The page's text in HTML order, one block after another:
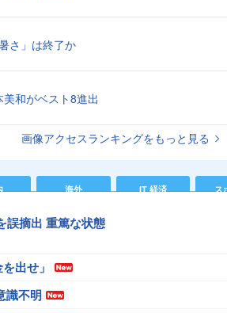
さ」は終了か
和がベスト8進出
画像アクセスランキングをもっと見る
海外 IT 経済 ス
誤摘出 重篤な状態
出せ」
識不明